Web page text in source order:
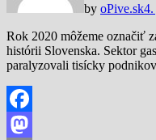
by oPive.sk4.
Rok 2020 môžeme označiť
histórii Slovenska. Sektor
paralyzovali tisícky
Facebook